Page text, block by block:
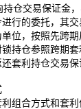
交易保证金，
的委托，其交
，按照先跨期
持仓参照跨期套
利持仓交易保
合方式和套利